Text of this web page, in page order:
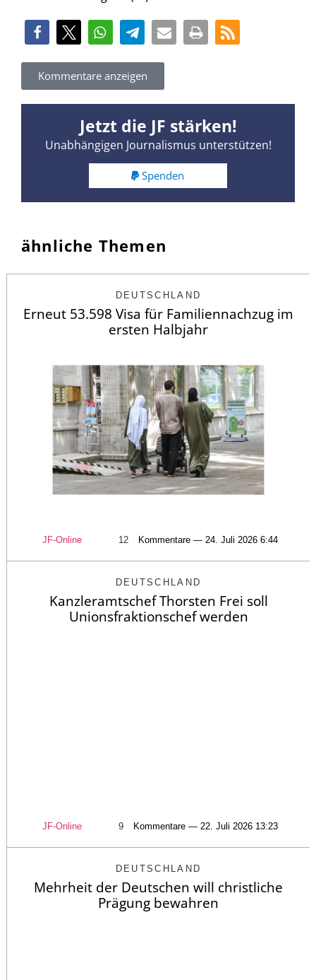
Kommentare anzeigen
Jetzt die JF stärken!
Unabhängigen Journalismus unterstützen!
Spenden
ähnliche Themen
DEUTSCHLAND
Erneut 53.598 Visa für Familiennachzug im
ersten Halbjahr
JF-Online 12 Kommentare — 24. Juli 2026 6:44
DEUTSCHLAND
Kanzleramtschef Thorsten Frei soll
Unionsfraktionschef werden
JF-Online 9 Kommentare — 22. Juli 2026 13:23
DEUTSCHLAND
Mehrheit der Deutschen will christliche
Prägung bewahren